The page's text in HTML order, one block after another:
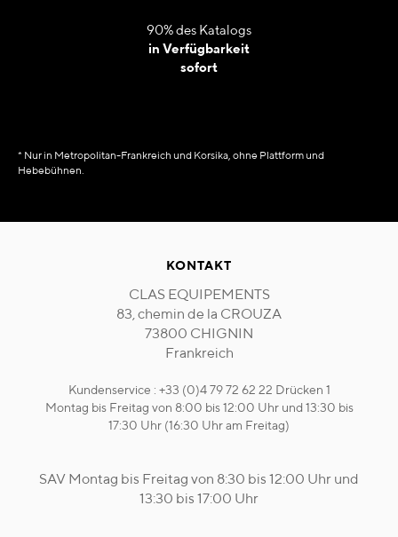
90% des Katalogs
in Verfügbarkeit
sofort
* Nur in Metropolitan-Frankreich und Korsika, ohne Plattform und
Hebebühnen.
KONTAKT
CLAS EQUIPEMENTS
83, chemin de la CROUZA
73800 CHIGNIN
Frankreich
Kundenservice : +33 (0)4 79 72 62 22 Drücken 1
Montag bis Freitag von 8:00 bis 12:00 Uhr und 13:30 bis
17:30 Uhr (16:30 Uhr am Freitag)
SAV Montag bis Freitag von 8:30 bis 12:00 Uhr und
13:30 bis 17:00 Uhr